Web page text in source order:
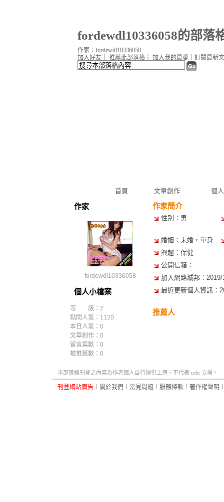
fordewdl10336058的部落
首頁 文章創作 個
加入好友 推薦此部落格 加入我的最愛 訂閱最新
作家：fordewdl10336058
作家
fordewdl10336058
個人小檔案
等 級：2
點閱人氣：1120
本日人氣：0
文章創作：0
留言篇數：0
被推薦數： 0
作家簡介
性別：男
婚姻：未婚，單身
興趣：保健
公開信箱：
加入網路城邦：
最近更新個人資訊：
推薦人
本部落格刊登之內容為作者個人自行提供上傳，不代表 udn 立場。
刊登網站廣告 關於我們 常見問題 服務條款 著作權聲明